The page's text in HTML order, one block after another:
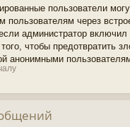
пользователи
пользователям через
администратор включил
чтобы предотвратить
анонимными